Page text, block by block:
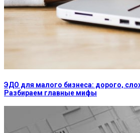
ЭДО для малого бизнеса: дорого,
Разбираем главные мифы